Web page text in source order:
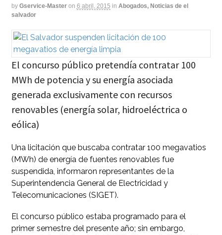
by Gservice-Master on 6 abril, 2015 in Abogados, Noticias de el
salvador
El concurso público pretendía contratar 100
MWh de potencia y su energía asociada
generada exclusivamente con recursos
renovables (energía solar, hidroeléctrica o
eólica)
Una licitación que buscaba contratar 100 megavatios
(MWh) de energía de fuentes renovables fue
suspendida, informaron representantes de la
Superintendencia General de Electricidad y
Telecomunicaciones (SIGET).
El concurso público estaba programado para el
primer semestre del presente año; sin embargo,